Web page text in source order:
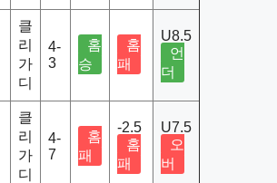
클
리
가
디
4-
3
홈
승
홈
패
U8.5
언
더
클
리
가
디
4-
7
홈
패
-2.5
홈
패
U7.5
오
버